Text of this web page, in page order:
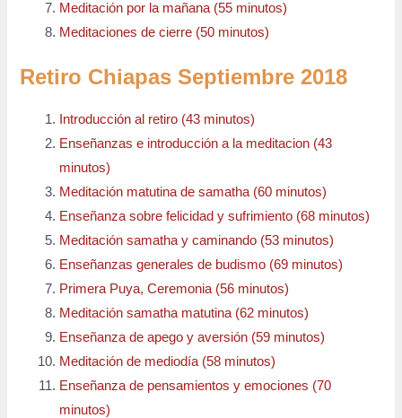
Meditación por la mañana (55 minutos)
Meditaciones de cierre (50 minutos)
Retiro Chiapas Septiembre 2018
Introducción al retiro (43 minutos)
Enseñanzas e introducción a la meditacion (43
minutos)
Meditación matutina de samatha (60 minutos)
Enseñanza sobre felicidad y sufrimiento (68 minutos)
Meditación samatha y caminando (53 minutos)
Enseñanzas generales de budismo (69 minutos)
Primera Puya, Ceremonia (56 minutos)
Meditación samatha matutina (62 minutos)
Enseñanza de apego y aversión (59 minutos)
Meditación de mediodía (58 minutos)
Enseñanza de pensamientos y emociones (70
minutos)